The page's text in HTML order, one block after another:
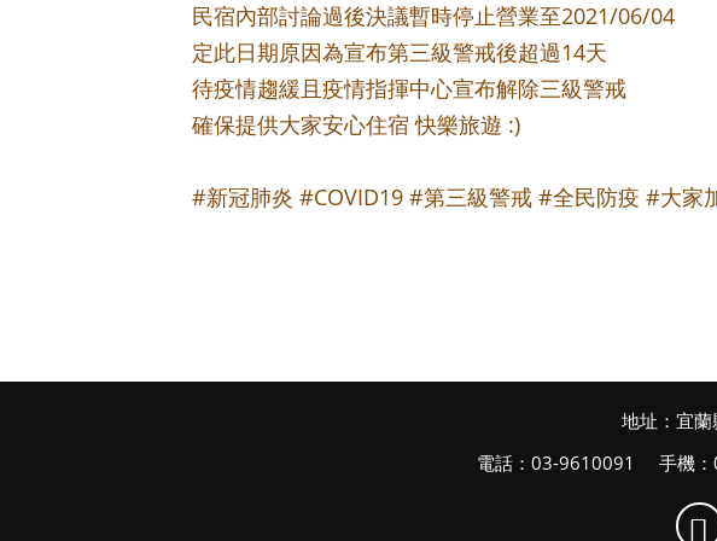
民宿內部討論過後決議暫時停止營業至2021/06/04
定此日期原因為宣布第三級警戒後超過14天
待疫情趨緩且疫情指揮中心宣布解除三級警戒
確保提供大家安心住宿 快樂旅遊 :)
#新冠肺炎 #COVID19 #第三級警戒 #全民防疫 #大家
地址：宜
電話：03-9610091 手機
